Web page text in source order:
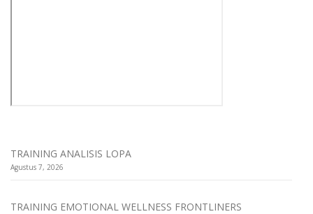
TRAINING ANALISIS LOPA
Agustus 7, 2026
TRAINING EMOTIONAL WELLNESS FRONTLINERS